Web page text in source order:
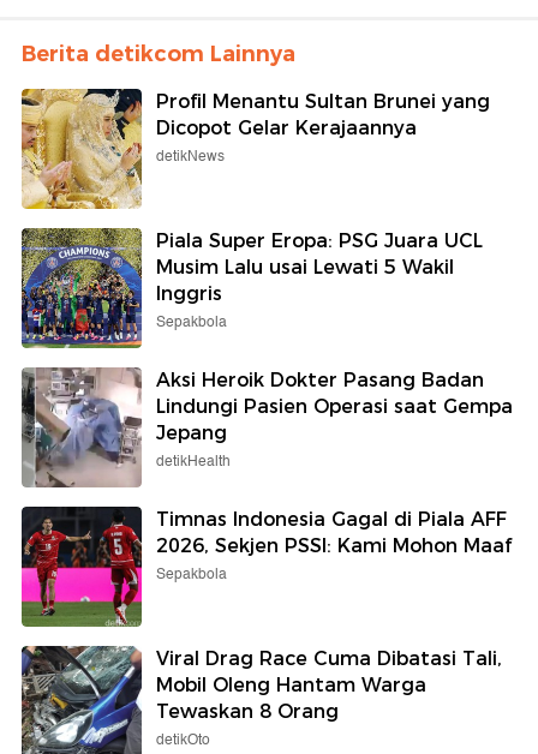
Berita detikcom Lainnya
Profil Menantu Sultan Brunei yang
Dicopot Gelar Kerajaannya
detikNews
Piala Super Eropa: PSG Juara UCL
Musim Lalu usai Lewati 5 Wakil
Inggris
Sepakbola
Aksi Heroik Dokter Pasang Badan
Lindungi Pasien Operasi saat Gempa
Jepang
detikHealth
Timnas Indonesia Gagal di Piala AFF
2026, Sekjen PSSI: Kami Mohon Maaf
Sepakbola
Viral Drag Race Cuma Dibatasi Tali,
Mobil Oleng Hantam Warga
Tewaskan 8 Orang
detikOto